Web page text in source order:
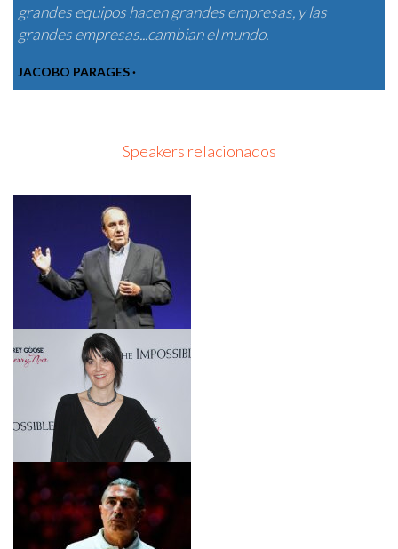
grandes equipos hacen grandes empresas, y las
grandes empresas...cambian el mundo.
JACOBO PARAGES ·
Speakers relacionados